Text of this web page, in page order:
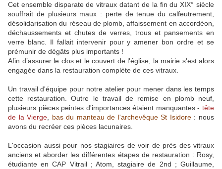
Cet ensemble disparate de vitraux datant de la fin du XIX° siècle
souffrait de plusieurs maux : perte de tenue du calfeutrement,
désolidarisation du réseau de plomb, affaissement en accordéon,
déchaussements et chutes de verres, trous et pansements en
verre blanc. Il fallait intervenir pour y amener bon ordre et se
prémunir de dégâts plus importants !
Afin d’assurer le clos et le couvert de l'église, la mairie s'est alors
engagée dans la restauration complète de ces vitraux.
Un travail d'équipe pour notre atelier pour mener dans les temps
cette restauration. Outre le travail de remise en plomb neuf,
plusieurs pièces peintes d'importances étaient manquantes - tête
de la Vierge
bas du manteau de l'archevêque St Isidore: nous
avons du recréer ces pièces lacunaires.
L'occasion aussi pour nos stagiaires de voir de près des vitraux
anciens et aborder les différentes étapes de restauration : Rosy,
étudiante en CAP Vitrail ; Atom, stagiaire de 2nd ; Guillaume,